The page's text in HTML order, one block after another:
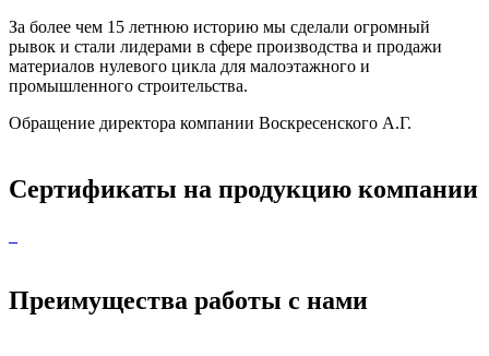
За более чем 15 летнюю историю мы сделали огромный
рывок и стали лидерами в сфере производства и продажи
материалов нулевого цикла для малоэтажного и
промышленного строительства.
Обращение директора компании Воскресенского А.Г.
Сертификаты на продукцию компании
Преимущества работы с нами